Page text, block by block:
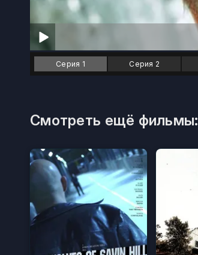
Серия 1 Серия 2
Смотреть ещё фильмы: